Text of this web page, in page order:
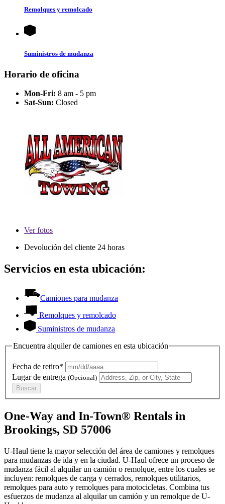
Remolques y remolcado
Suministros de mudanza
Horario de oficina
Mon-Fri: 8 am - 5 pm
Sat-Sun: Closed
Verfotos
Devolución del cliente 24 horas
Servicios en esta ubicación:
Camiones para mudanza
Remolques y remolcado
Suministros de mudanza
Encuentra alquiler de camiones en esta ubicación
Fecha de retiro*
Lugar de entrega (Opcional)
Buscar
One-Way and In-Town® Rentals in
Brookings, SD 57006
U-Haul tiene la mayor selección del área de camiones y remolques
para mudanzas de ida y en la ciudad. U-Haul ofrece un proceso de
mudanza fácil al alquilar un camión o remolque, entre los cuales se
incluyen: remolques de carga y cerrados, remolques utilitarios,
remolques para auto y remolques para motocicletas. Combina tus
esfuerzos de mudanza al alquilar un camión y un remolque de U-